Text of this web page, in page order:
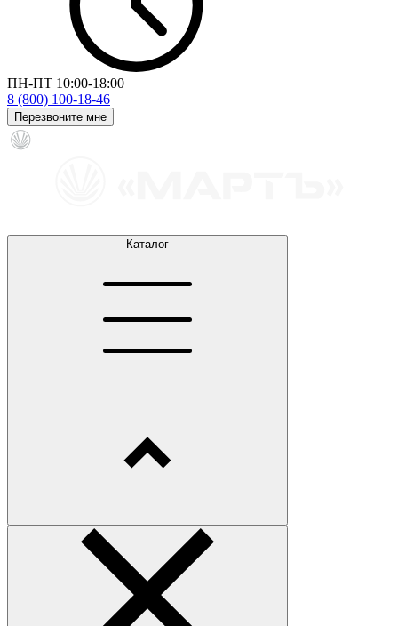
ПН-ПТ 10:00-18:00
8 (800) 100-18-46
Перезвоните мне
Каталог